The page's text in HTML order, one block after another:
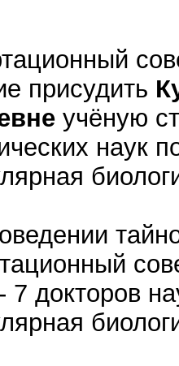
присудить
учёную
наук
7 докторов